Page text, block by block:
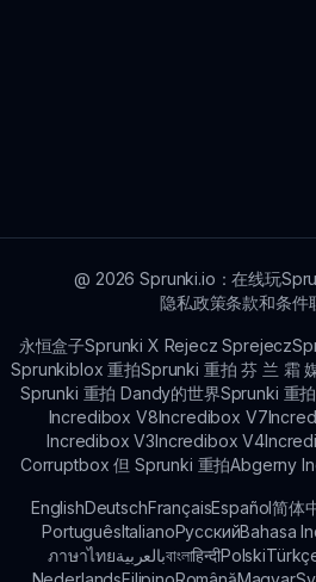
@ 2026 Sprunki.io：在线玩
隐私政策条款和条件
永恒盒子Sprunki X Rejecz Sprejecz
Sprunkiblox 重拍Sprunki 重拍 芬 兰 霜
Sprunki 重拍 Dandy的世界Sprunki 重
Incredibox V8Incredibox V7
Incredibox V3Incredibox V4
Corruptbox 但 Sprunki 重拍Abgerny
EnglishDeutschFrançaisEspañol简体
PortuguêsItalianoРусскийBahasa
ภาษาไทยبالعربيةবাংলাहिन्दीPolski